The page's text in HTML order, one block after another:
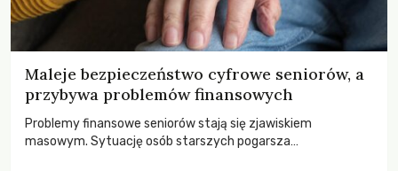
Maleje bezpieczeństwo cyfrowe seniorów, a
przybywa problemów finansowych
Problemy finansowe seniorów stają się zjawiskiem
masowym. Sytuację osób starszych pogarsza